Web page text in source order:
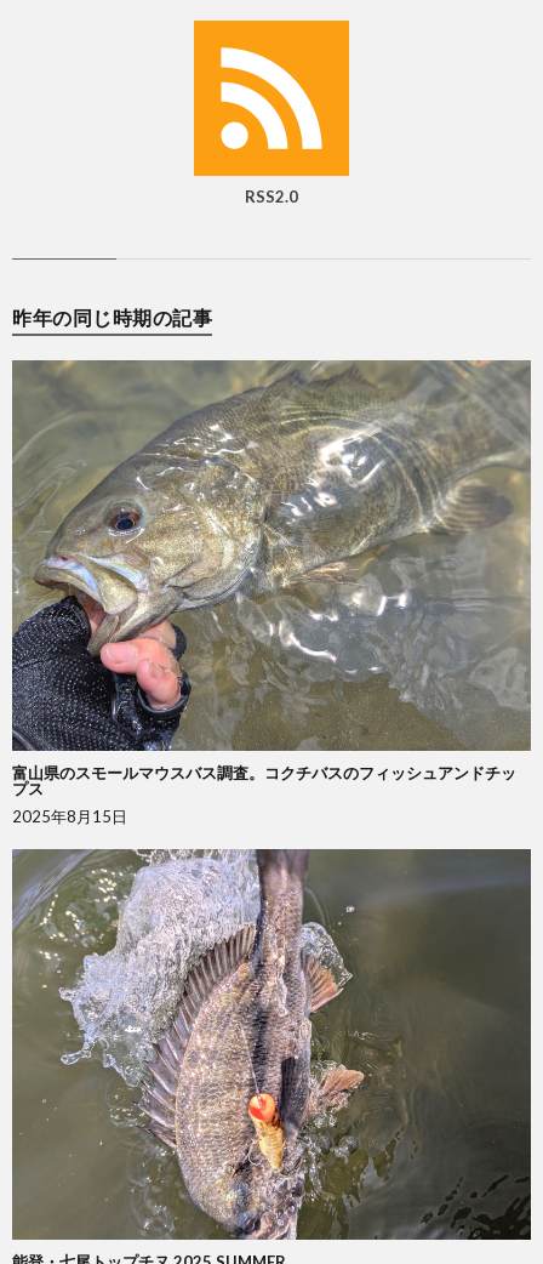
RSS2.0
昨年の同じ時期の記事
富山県のスモールマウスバス調査。コクチバスのフィッシュアンドチッ
プス
2025年8月15日